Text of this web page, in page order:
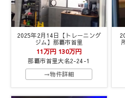
2025年2月14日【トレーニング
ジム】那覇市首里
11万円 130万円
那覇市首里大名2-24-1
→物件詳細